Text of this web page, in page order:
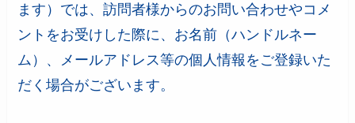
ます）では、訪問者様からのお問い合わせやコメ
ントをお受けした際に、お名前（ハンドルネー
ム）、メールアドレス等の個人情報をご登録いた
だく場合がございます。